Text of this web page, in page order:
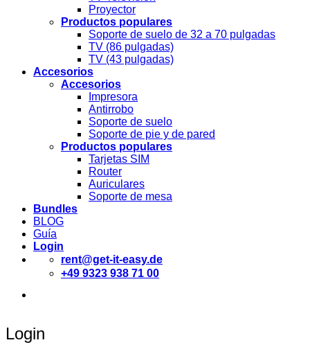
Proyector
Productos populares
Soporte de suelo de 32 a 70 pulgadas
TV (86 pulgadas)
TV (43 pulgadas)
Accesorios
Accesorios
Impresora
Antirrobo
Soporte de suelo
Soporte de pie y de pared
Productos populares
Tarjetas SIM
Router
Auriculares
Soporte de mesa
Bundles
BLOG
Guía
Login
rent@get-it-easy.de
+49 9323 938 71 00
Login